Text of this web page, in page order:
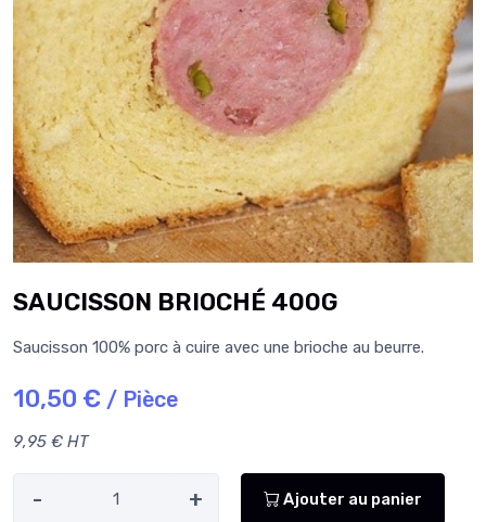
SAUCISSON BRIOCHÉ 400G
Saucisson 100% porc à cuire avec une brioche au beurre.
10,50 € / Pièce
9,95 € HT
- + Ajouter au panier